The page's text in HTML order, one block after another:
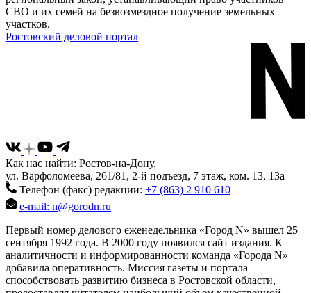
СВО и их семей на безвозмездное получение земельных
участков.
Ростовский деловой портал
Как нас найти: Ростов-на-Дону,
ул. Варфоломеева, 261/81, 2-й подъезд, 7 этаж, ком. 13, 13а
Телефон (факс) редакции: +7 (863) 2 910 610
e-mail: n@gorodn.ru
Первый номер делового еженедельника «Город N» вышел 25
сентября 1992 года. В 2000 году появился сайт издания. К
аналитичности и информированности команда «Города N»
добавила оперативность. Миссия газеты и портала —
способствовать развитию бизнеса в Ростовской области,